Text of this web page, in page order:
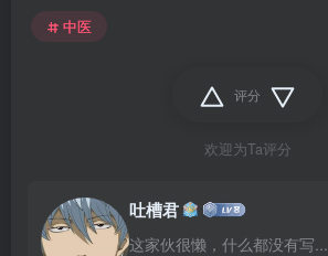
中医
评分
欢迎为Ta评分
吐槽君
这家伙很懒，什么都没有写...